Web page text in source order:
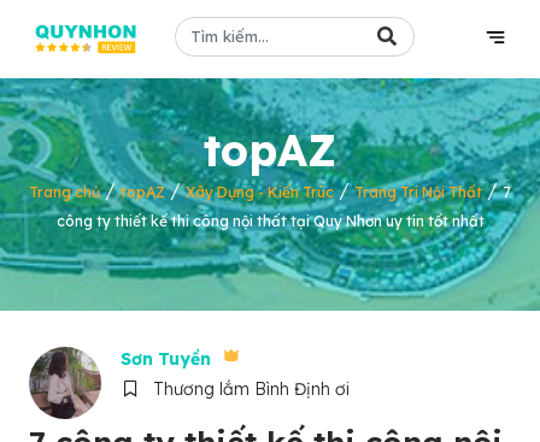
topAZ
Trang chủ/topAZ/Xây Dựng - Kiến Trúc/Trang Trí Nội Thất/7
công ty thiết kế thi công nội thất tại Quy Nhơn uy tín tốt nhất
Sơn Tuyền
Thương lắm Bình Định ơi